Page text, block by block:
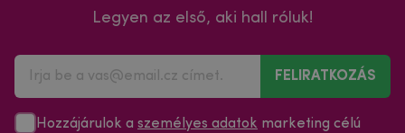
Legyen az első, aki hall róluk!
FELIRATKOZÁS
Hozzájárulok a személyes adatok marketing célú